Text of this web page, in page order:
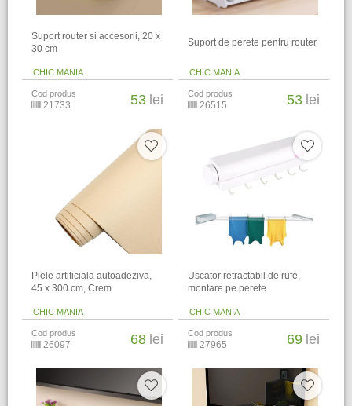
Suport router si accesorii, 20 x
30 cm
CHIC MANIA
Cod produs
21733 53 lei
Suport de perete pentru router
CHIC MANIA
Cod produs
26515 53 lei
Piele artificiala autoadeziva,
45 x 300 cm, Crem
CHIC MANIA
Cod produs
26097 68 lei
Uscator retractabil de rufe,
montare pe perete
CHIC MANIA
Cod produs
27965 69 lei